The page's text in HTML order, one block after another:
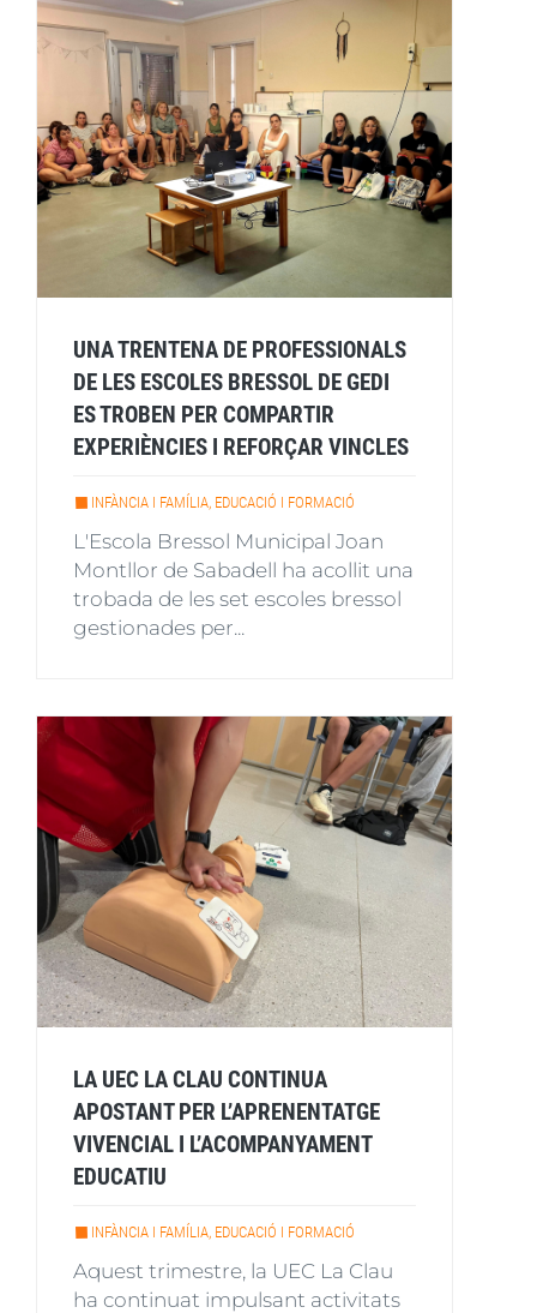
UNA TRENTENA DE PROFESSIONALS
DE LES ESCOLES BRESSOL DE GEDI
ES TROBEN PER COMPARTIR
EXPERIÈNCIES I REFORÇAR VINCLES
INFÀNCIA I FAMÍLIA, EDUCACIÓ I FORMACIÓ
L'Escola Bressol Municipal Joan
Montllor de Sabadell ha acollit una
trobada de les set escoles bressol
gestionades per...
LA UEC LA CLAU CONTINUA
APOSTANT PER L’APRENENTATGE
VIVENCIAL I L’ACOMPANYAMENT
EDUCATIU
INFÀNCIA I FAMÍLIA, EDUCACIÓ I FORMACIÓ
Aquest trimestre, la UEC La Clau
ha continuat impulsant activitats